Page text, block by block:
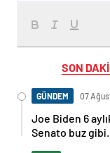
SON
GÜNDEM 07
Joe Biden 6
Senato buz